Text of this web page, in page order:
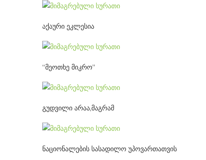
აქაური ეკლესია
“მეოთხე მიკრო”
გუდვილი არაა,მაგრამ
ნაციონალების სასადილო უპოვართათვის